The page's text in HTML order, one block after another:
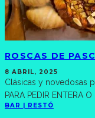
ROSCAS DE
8 ABRIL, 2025
Clásicas y novedosas
PARA PEDIR ENTERA
BAR | RESTÓ